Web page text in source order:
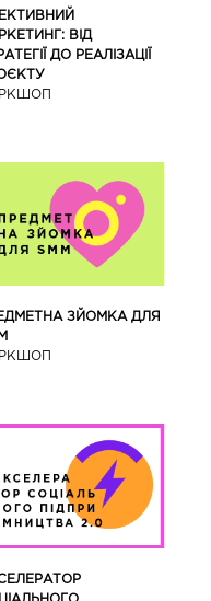
ВІД
ДО РЕАЛІЗАЦІЇ
ЗЙОМКА ДЛЯ